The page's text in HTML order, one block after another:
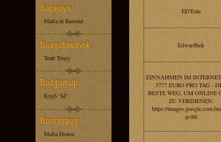
Mafia in Barnaul
Teatr Teney
Клуб "Ы"
Mafia House
EDTrate
Edwardhek
EINNAHMEN IM
3777 EURO PRO TAG -
BESTE WEG, UM ONLINE
ZU VERDIENEN:
https://
q=htt